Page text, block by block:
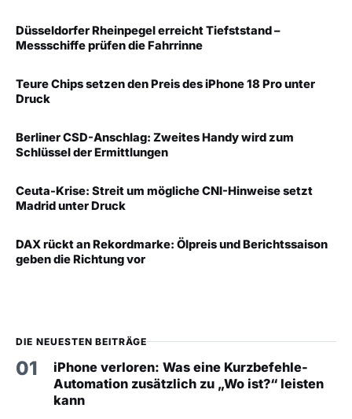
Düsseldorfer Rheinpegel erreicht Tiefststand –
Messschiffe prüfen die Fahrrinne
Teure Chips setzen den Preis des iPhone 18 Pro unter
Druck
Berliner CSD-Anschlag: Zweites Handy wird zum
Schlüssel der Ermittlungen
Ceuta-Krise: Streit um mögliche CNI-Hinweise setzt
Madrid unter Druck
DAX rückt an Rekordmarke: Ölpreis und Berichtssaison
geben die Richtung vor
DIE NEUESTEN BEITRÄGE
01
iPhone verloren: Was eine Kurzbefehle-
Automation zusätzlich zu „Wo ist?“ leisten
kann